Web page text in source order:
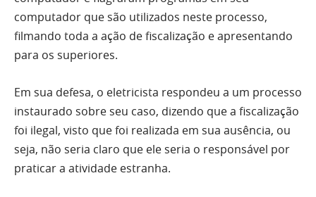
computador que são utilizados neste processo,
filmando toda a ação de fiscalização e apresentando
para os superiores.
Em sua defesa, o eletricista respondeu a um processo
instaurado sobre seu caso, dizendo que a fiscalização
foi ilegal, visto que foi realizada em sua ausência, ou
seja, não seria claro que ele seria o responsável por
praticar a atividade estranha.